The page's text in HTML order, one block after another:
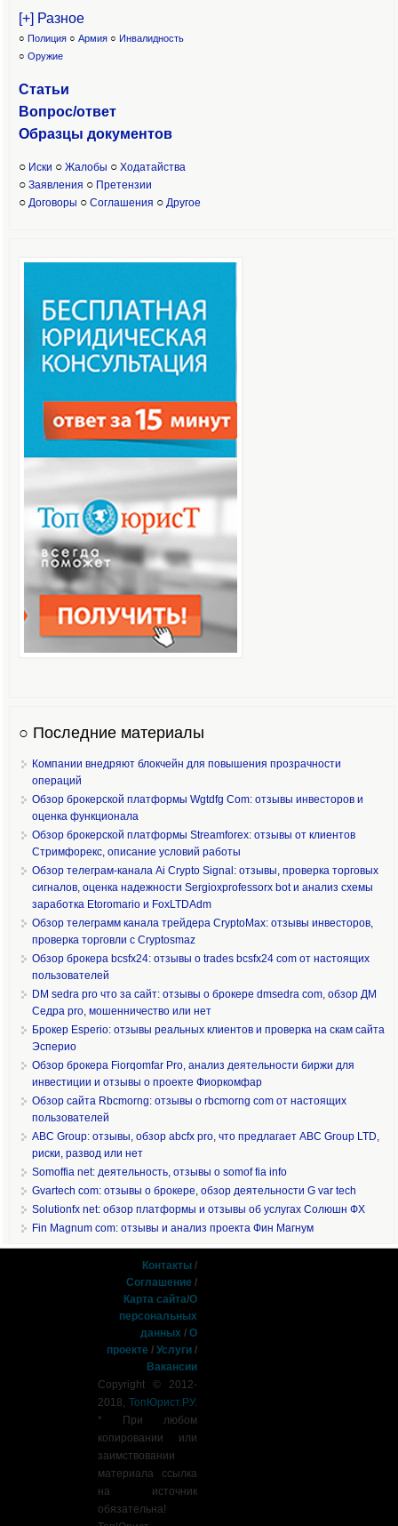
[+] Разное
○ Полиция ○ Армия ○ Инвалидность
○ Оружие
Статьи
Вопрос/ответ
Образцы документов
○ Иски ○ Жалобы ○ Ходатайства
○ Заявления ○ Претензии
○ Договоры ○ Соглашения ○ Другое
○ Последние материалы
Компании внедряют блокчейн для повышения прозрачности
операций
Обзор брокерской платформы Wgtdfg Com: отзывы инвесторов и
оценка функционала
Обзор брокерской платформы Streamforex: отзывы от клиентов
Стримфорекс, описание условий работы
Обзор телеграм-канала Ai Crypto Signal: отзывы, проверка торговых
сигналов, оценка надежности Sergioxprofessorx bot и анализ схемы
заработка Etoromario и FoxLTDAdm
Обзор телеграмм канала трейдера CryptoMax: отзывы инвесторов,
проверка торговли с Cryptosmaz
Обзор брокера bcsfx24: отзывы о trades bcsfx24 com от настоящих
пользователей
DM sedra pro что за сайт: отзывы о брокере dmsedra com, обзор ДМ
Седра pro, мошенничество или нет
Брокер Esperio: отзывы реальных клиентов и проверка на скам сайта
Эсперио
Обзор брокера Fiorqomfar Pro, анализ деятельности биржи для
инвестиции и отзывы о проекте Фиоркомфар
Обзор сайта Rbcmorng: отзывы о rbcmorng com от настоящих
пользователей
ABC Group: отзывы, обзор abcfx pro, что предлагает ABC Group LTD,
риски, развод или нет
Somoffia net: деятельность, отзывы о somof fia info
Gvartech com: отзывы о брокере, обзор деятельности G var tech
Solutionfx net: обзор платформы и отзывы об услугах Солюшн ФХ
Fin Magnum com: отзывы и анализ проекта Фин Магнум
Контакты /
Соглашение /
Карта сайта/О
персональных
данных /О
проекте /Услуги /
Вакансии
Copyright © 2012-
2018,ТопЮрист.РУ.
* При любом
копировании или
заимствовании
материала ссылка
на источник
обязательна!